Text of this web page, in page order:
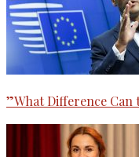
”What Difference